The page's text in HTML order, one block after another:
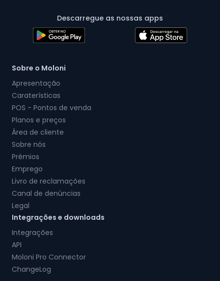
Descarregue as nossas apps
Sobre o Moloni
Apresentação
Caraterísticas
POS - Pontos de venda
Planos e preços
Área de cliente
Sobre nós
Prémios
Emprego
Livro de reclamações
Canal de denúncias
Legal
Integrações e downloads
Integrações
API
Moloni Pro Connector
ChangeLog